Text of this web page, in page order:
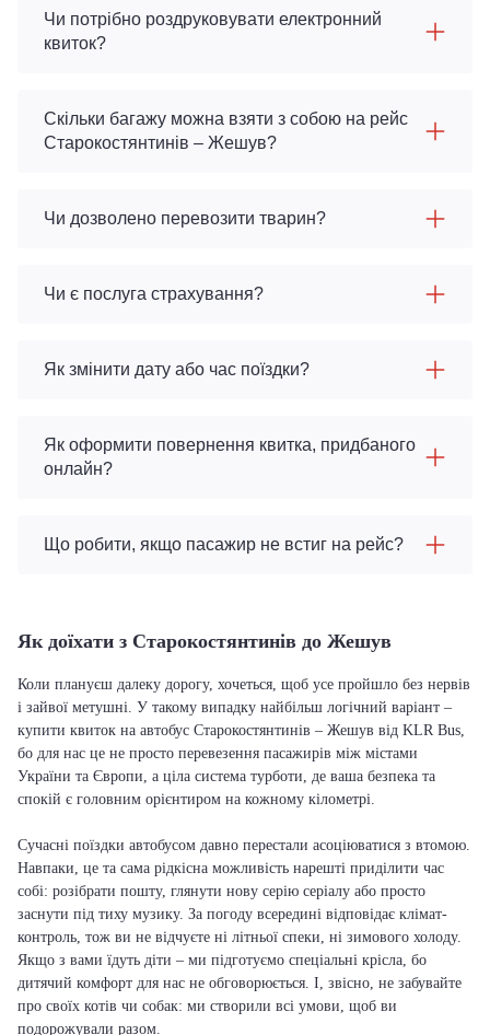
Чи потрібно роздруковувати електронний
квиток?
Скільки багажу можна взяти з собою на рейс
Старокостянтинів – Жешув?
Чи дозволено перевозити тварин?
Чи є послуга страхування?
Як змінити дату або час поїздки?
Як оформити повернення квитка, придбаного
онлайн?
Що робити, якщо пасажир не встиг на рейс?
Як доїхати з Старокостянтинів до Жешув
Коли плануєш далеку дорогу, хочеться, щоб усе пройшло без нервів
і зайвої метушні. У такому випадку найбільш логічний варіант –
купити квиток на автобус Старокостянтинів – Жешув від KLR Bus,
бо для нас це не просто перевезення пасажирів між містами
України та Європи, а ціла система турботи, де ваша безпека та
спокій є головним орієнтиром на кожному кілометрі.
Сучасні поїздки автобусом давно перестали асоціюватися з втомою.
Навпаки, це та сама рідкісна можливість нарешті приділити час
собі: розібрати пошту, глянути нову серію серіалу або просто
заснути під тиху музику. За погоду всередині відповідає клімат-
контроль, тож ви не відчуєте ні літньої спеки, ні зимового холоду.
Якщо з вами їдуть діти – ми підготуємо спеціальні крісла, бо
дитячий комфорт для нас не обговорюється. І, звісно, не забувайте
про своїх котів чи собак: ми створили всі умови, щоб ви
подорожували разом.